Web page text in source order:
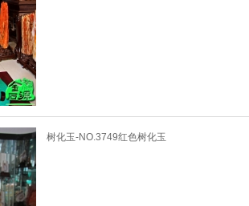
树化玉-NO.3749红色树化玉